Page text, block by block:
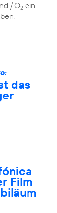
/ O2ein
das
Film